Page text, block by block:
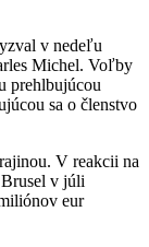
v nedeľu
Michel. Voľby
prehlbujúcou
sa o členstvo
V reakcii na
v júli
eur